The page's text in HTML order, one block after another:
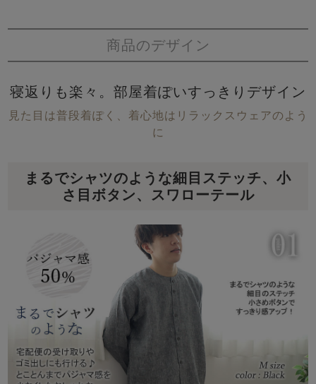
商品のデザイン
寝返りも楽々。部屋着ぽいすっきりデザイン
見た目は普段着ぽく、着心地はリラックスウェアのよう
に
まるでシャツのような細目ステッチ、小
さ目ボタン、スワローテール